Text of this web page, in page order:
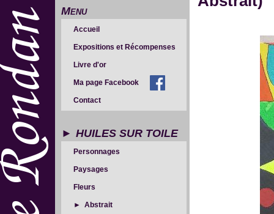
Menu
Accueil
Expositions et Récompenses
Livre d'or
Ma page Facebook
Contact
HUILES SUR TOILE
Personnages
Paysages
Fleurs
Abstrait